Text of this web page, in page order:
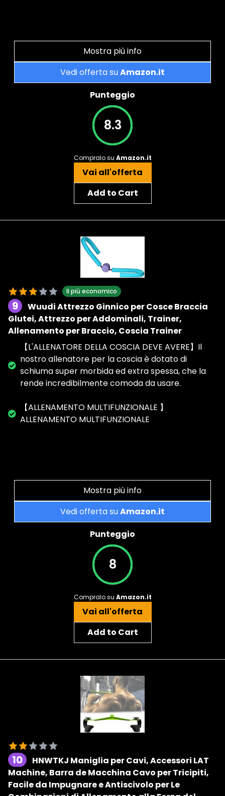
Mostra più info
Vedi offerta suAmazon.it
Punteggio
8.3
Compralo su Amazon.it
Vai all'offerta
Add to Cart
Il più economico
9
Wuudi Attrezzo Ginnico per Cosce Braccia
Glutei, Attrezzo per Addominali, Trainer,
Allenamento per Braccio, Coscia Trainer
【L'ALLENATORE DELLA COSCIA DEVE AVERE】Il
nostro allenatore per la coscia è dotato di
schiuma super morbida ed extra spessa, che la
rende incredibilmente comoda da usare.
【ALLENAMENTO MULTIFUNZIONALE 】
ALLENAMENTO MULTIFUNZIONALE
Mostra più info
Vedi offerta suAmazon.it
Punteggio
8
Compralo su Amazon.it
Vai all'offerta
Add to Cart
10
HNWTKJ Maniglia per Cavi, Accessori LAT
Machine, Barra de Macchina Cavo per Tricipiti,
Facile da Impugnare e Antiscivolo per Le